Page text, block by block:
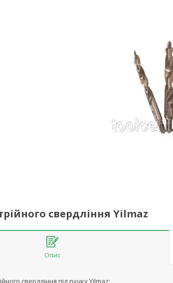
свердління Yilmaz
Опис
свердління під ручку Yilmaz: